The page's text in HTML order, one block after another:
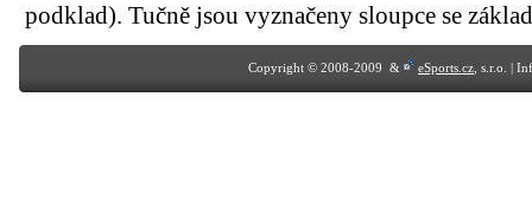
podklad). Tučně jsou vyznačeny sloupce se
Copyright © 2008-2009 & eSports.cz , s.r.o. |